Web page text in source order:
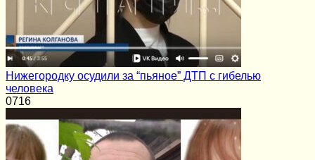
Нижегородку осудили за “пьяное” ДТП с гибелью
человека
0716